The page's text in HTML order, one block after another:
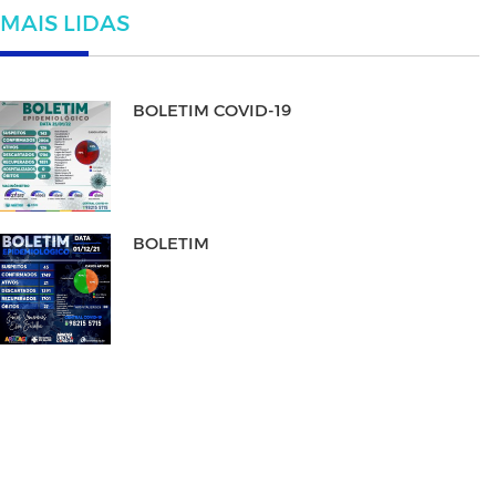
MAIS LIDAS
BOLETIM COVID-19
BOLETIM